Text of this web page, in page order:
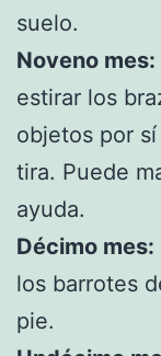
suelo.
Noveno mes:
estirar los
objetos por
tira. Puede
ayuda.
Décimo mes:
los barrotes
pie.